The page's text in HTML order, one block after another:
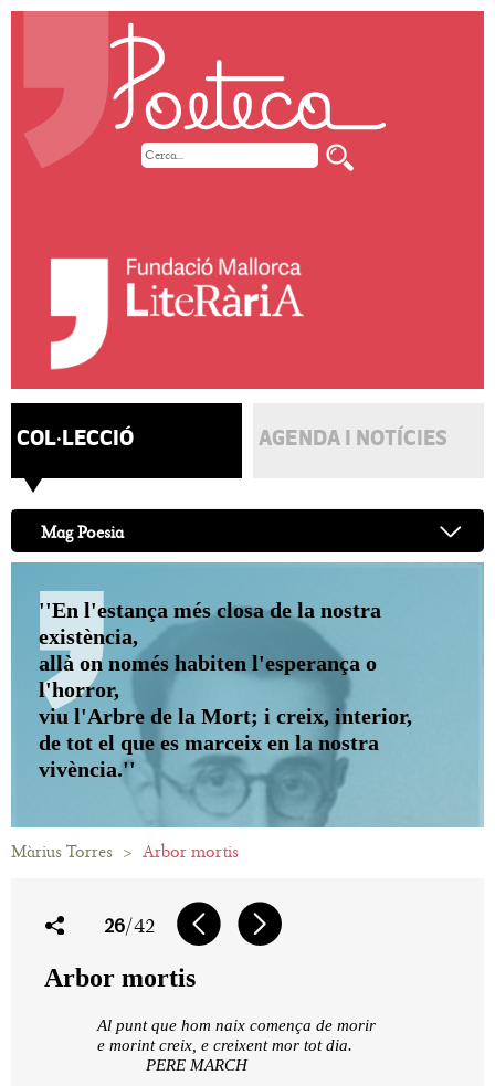
COL·LECCIÓ AGENDA I NOTÍCIES
Mag Poesia
''En l'estança més closa de la nostra
existència,
allà on només habiten l'esperança o
l'horror,
viu l'Arbre de la Mort; i creix, interior,
de tot el que es marceix en la nostra
vivència.''
Màrius Torres > Arbor mortis
26/42
Arbor mortis
Al punt que hom naix comença de morir
e morint creix, e creixent mor tot dia.
PERE MARCH